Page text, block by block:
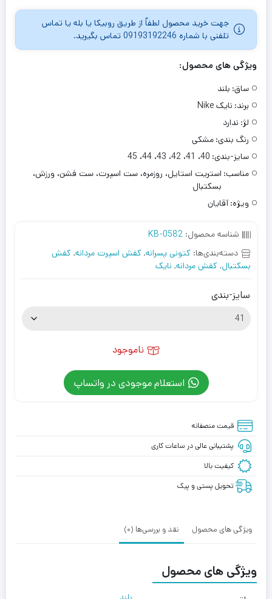
جهت خرید محصول لطفاٌ از طریق روبیکا یا بله یا تماس
تلفنی با شماره 09193192246 تماس بگیرید.
ویژگی های محصول:
ساق: بلند
برند: نایک Nike
لژ: ندارد
رنگ بندی: مشکی
سایز-بندی: 40، 41، 42، 43، 44، 45
مناسب: استریت استایل، روزمره، ست اسپرت، ست فشن، ورزش،
بسکتبال
ویژه: آقایان
شناسه محصول: KB-0582
دسته‌بندی‌ها: کتونی پسرانه, کفش اسپرت مردانه, کفش
بسکتبال, کفش مردانه, نایک
سایز-بندی
ناموجود
استعلام موجودی در واتساپ
قیمت منصفانه
پشتیبانی عالی در ساعات کاری
کیفیت بالا
تحویل پستی و پیک
ویژگی های محصول نقد و بررسی‌ها (0)
ویژگی های محصول